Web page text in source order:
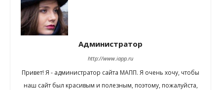
Администратор
http://www.iapp.ru
Привет! Я - администратор сайта МАПП. Я очень хочу, чтобы
наш сайт был красивым и полезным, поэтому, пожалуйста,